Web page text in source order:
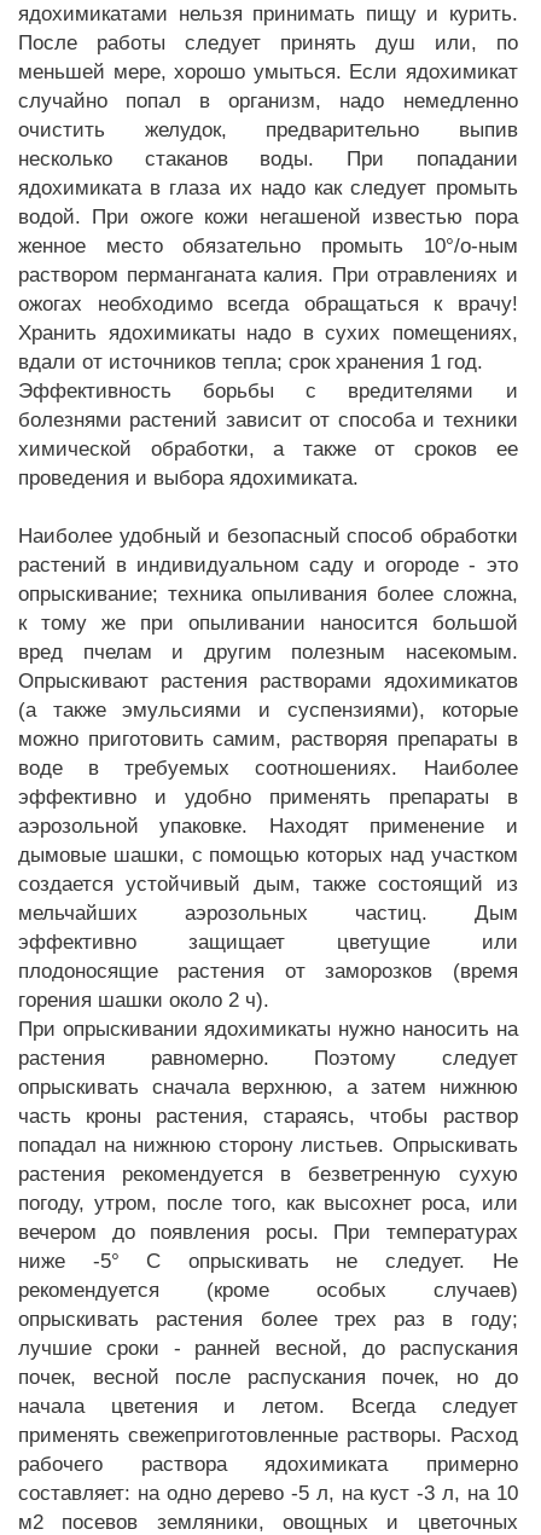
ядохимикатами нельзя принимать пищу и курить.
После работы следует принять душ или, по
меньшей мере, хорошо умыться. Если ядохимикат
случайно попал в организм, надо немедленно
очистить желудок, предварительно выпив
несколько стаканов воды. При попадании
ядохимиката в глаза их надо как следует промыть
водой. При ожоге кожи негашеной известью пора
женное место обязательно промыть 10°/о-ным
раствором перманганата калия. При отравлениях и
ожогах необходимо всегда обращаться к врачу!
Хранить ядохимикаты надо в сухих помещениях,
вдали от источников тепла; срок хранения 1 год.
Эффективность борьбы с вредителями и
болезнями растений зависит от способа и техники
химической обработки, а также от сроков ее
проведения и выбора ядохимиката.
Наиболее удобный и безопасный способ обработки
растений в индивидуальном саду и огороде - это
опрыскивание; техника опыливания более сложна,
к тому же при опыливании наносится большой
вред пчелам и другим полезным насекомым.
Опрыскивают растения растворами ядохимикатов
(а также эмульсиями и суспензиями), которые
можно приготовить самим, растворяя препараты в
воде в требуемых соотношениях. Наиболее
эффективно и удобно применять препараты в
аэрозольной упаковке. Находят применение и
дымовые шашки, с помощью которых над участком
создается устойчивый дым, также состоящий из
мельчайших аэрозольных частиц. Дым
эффективно защищает цветущие или
плодоносящие растения от заморозков (время
горения шашки около 2 ч).
При опрыскивании ядохимикаты нужно наносить на
растения равномерно. Поэтому следует
опрыскивать сначала верхнюю, а затем нижнюю
часть кроны растения, стараясь, чтобы раствор
попадал на нижнюю сторону листьев. Опрыскивать
растения рекомендуется в безветренную сухую
погоду, утром, после того, как высохнет роса, или
вечером до появления росы. При температурах
ниже -5° С опрыскивать не следует. Не
рекомендуется (кроме особых случаев)
опрыскивать растения более трех раз в году;
лучшие сроки - ранней весной, до распускания
почек, весной после распускания почек, но до
начала цветения и летом. Всегда следует
применять свежеприготовленные растворы. Расход
рабочего раствора ядохимиката примерно
составляет: на одно дерево -5 л, на куст -3 л, на 10
м2 посевов земляники, овощных и цветочных